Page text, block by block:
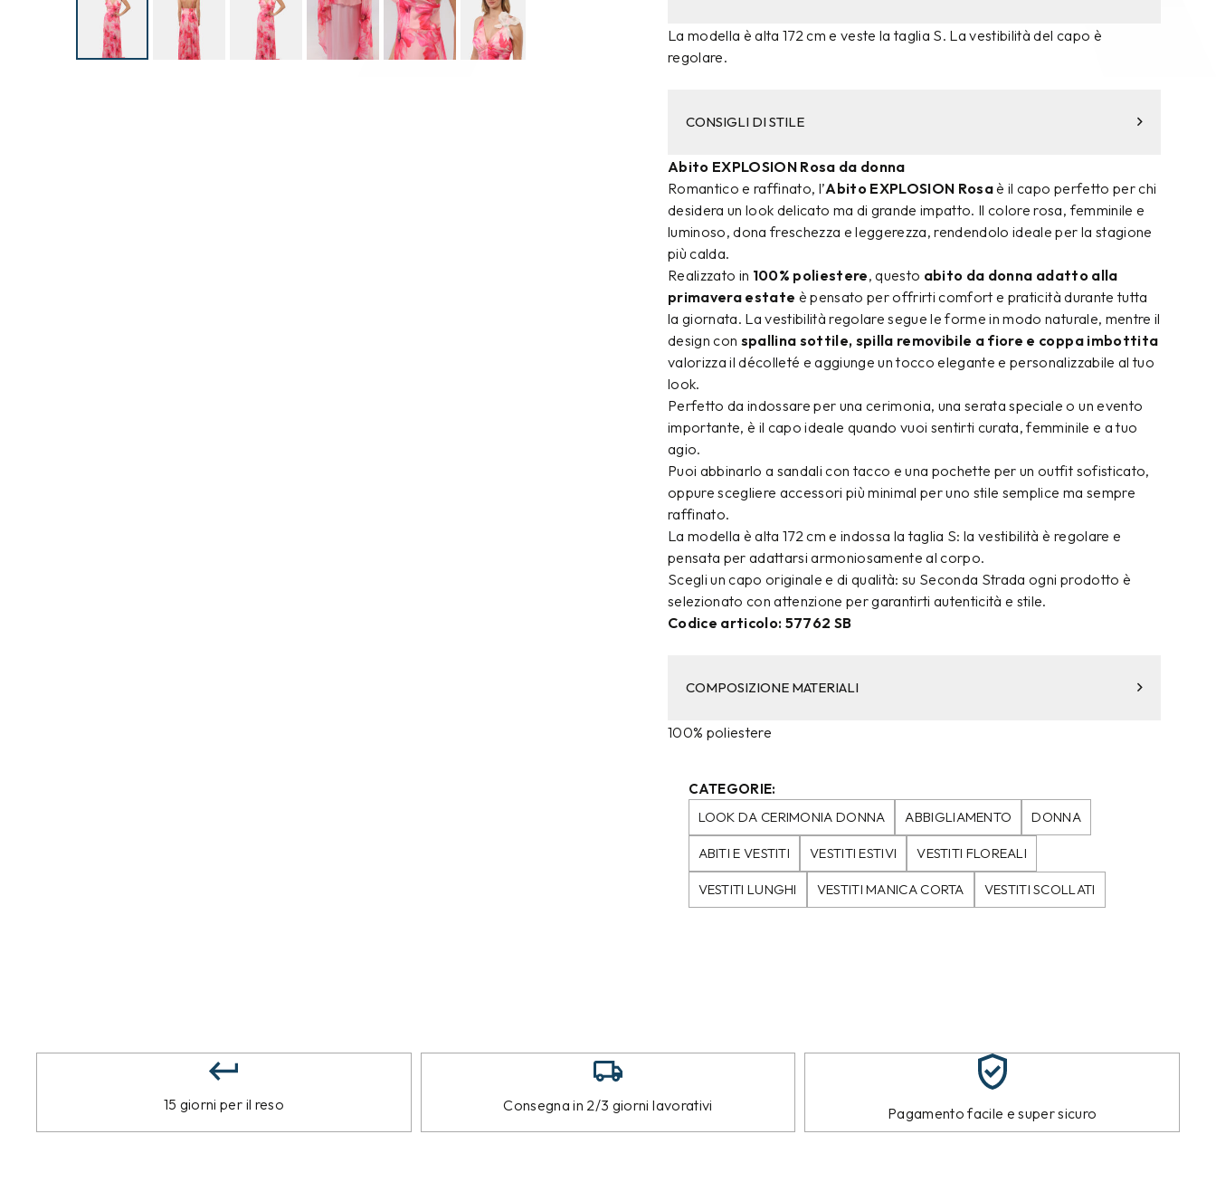
La modella è alta 172 cm e veste la taglia S. La vestibilità del capo è
regolare.
CONSIGLI DI STILE
Abito EXPLOSION Rosa da donna
Romantico e raffinato, l’Abito EXPLOSION Rosaè il capo perfetto per chi
desidera un look delicato ma di grande impatto. Il colore rosa, femminile e
luminoso, dona freschezza e leggerezza, rendendolo ideale per la stagione
più calda.
Realizzato in 100% poliestere, questo abito da donna adatto alla
primavera estate è pensato per offrirti comfort e praticità durante tutta
la giornata. La vestibilità regolare segue le forme in modo naturale, mentre il
design con spallina sottile, spilla removibile a fiore e coppa imbottita
valorizza il décolleté e aggiunge un tocco elegante e personalizzabile al tuo
look.
Perfetto da indossare per una cerimonia, una serata speciale o un evento
importante, è il capo ideale quando vuoi sentirti curata, femminile e a tuo
agio.
Puoi abbinarlo a sandali con tacco e una pochette per un outfit sofisticato,
oppure scegliere accessori più minimal per uno stile semplice ma sempre
raffinato.
La modella è alta 172 cm e indossa la taglia S: la vestibilità è regolare e
pensata per adattarsi armoniosamente al corpo.
Scegli un capo originale e di qualità: su Seconda Strada ogni prodotto è
selezionato con attenzione per garantirti autenticità e stile.
Codice articolo: 57762 SB
COMPOSIZIONE MATERIALI
100% poliestere
CATEGORIE:
LOOK DA CERIMONIA DONNA
ABBIGLIAMENTO DONNA
ABITI E VESTITI VESTITI ESTIVI VESTITI FLOREALI
VESTITI LUNGHI VESTITI MANICA CORTA VESTITI SCOLLATI
15 giorni per il reso Consegna in 2/3 giorni lavorativi Pagamento facile e super sicuro